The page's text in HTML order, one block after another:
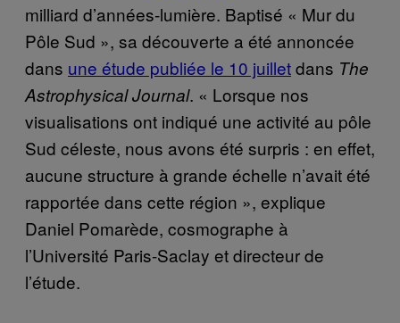
milliard d’années-lumière. Baptisé « Mur du
Pôle Sud », sa découverte a été annoncée
dans une étude publiée le 10 juilletdans The
Astrophysical Journal. « Lorsque nos
visualisations ont indiqué une activité au pôle
Sud céleste, nous avons été surpris : en effet,
aucune structure à grande échelle n’avait été
rapportée dans cette région », explique
Daniel Pomarède, cosmographe à
l’Université Paris-Saclay et directeur de
l’étude.